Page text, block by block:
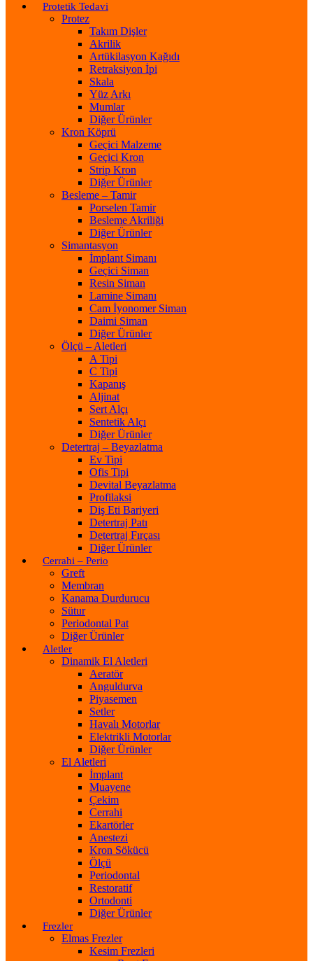
Protetik Tedavi
Protez
Takım Dişler
Akrilik
Artükilasyon Kağıdı
Retraksiyon İpi
Skala
Yüz Arkı
Mumlar
Diğer Ürünler
Kron Köprü
Geçici Malzeme
Geçici Kron
Strip Kron
Diğer Ürünler
Besleme – Tamir
Porselen Tamir
Besleme Akriliği
Diğer Ürünler
Simantasyon
İmplant Simanı
Geçici Siman
Resin Siman
Lamine Simanı
Cam İyonomer Siman
Daimi Siman
Diğer Ürünler
Ölçü – Aletleri
A Tipi
C Tipi
Kapanış
Aljinat
Sert Alçı
Sentetik Alçı
Diğer Ürünler
Detertraj – Beyazlatma
Ev Tipi
Ofis Tipi
Devital Beyazlatma
Profilaksi
Diş Eti Bariyeri
Detertraj Patı
Detertraj Fırçası
Diğer Ürünler
Cerrahi – Perio
Greft
Membran
Kanama Durdurucu
Sütur
Periodontal Pat
Diğer Ürünler
Aletler
Dinamik El Aletleri
Aeratör
Anguldurva
Piyasemen
Setler
Havalı Motorlar
Elektrikli Motorlar
Diğer Ürünler
El Aletleri
İmplant
Muayene
Çekim
Cerrahi
Ekartörler
Anestezi
Kron Sökücü
Ölçü
Periodontal
Restoratif
Ortodonti
Diğer Ürünler
Frezler
Elmas Frezler
Kesim Frezleri